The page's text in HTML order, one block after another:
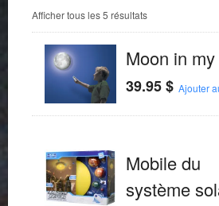
Afficher tous les 5 résultats
Moon in
39.95$ Ajouter
Mobile du
système